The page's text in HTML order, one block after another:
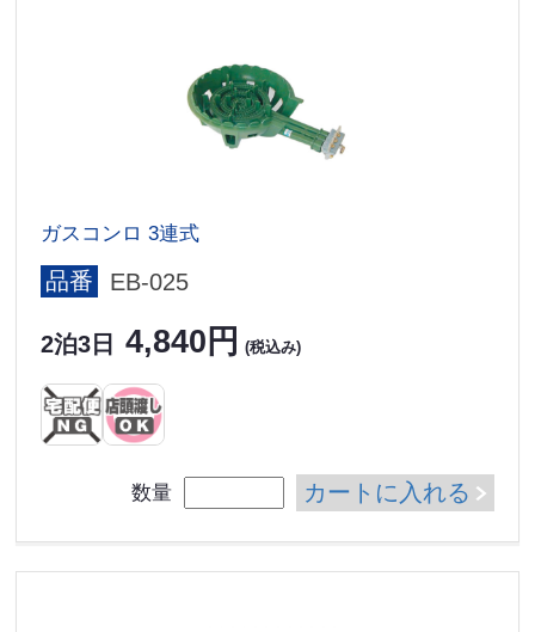
ガスコンロ 3連式
品番 EB-025
2泊3日 4,840円 (税込み)
数量 カートに入れる